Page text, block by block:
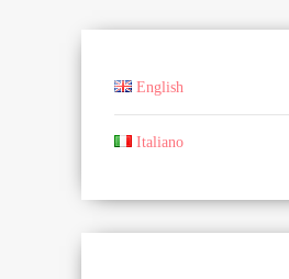
English
Italiano